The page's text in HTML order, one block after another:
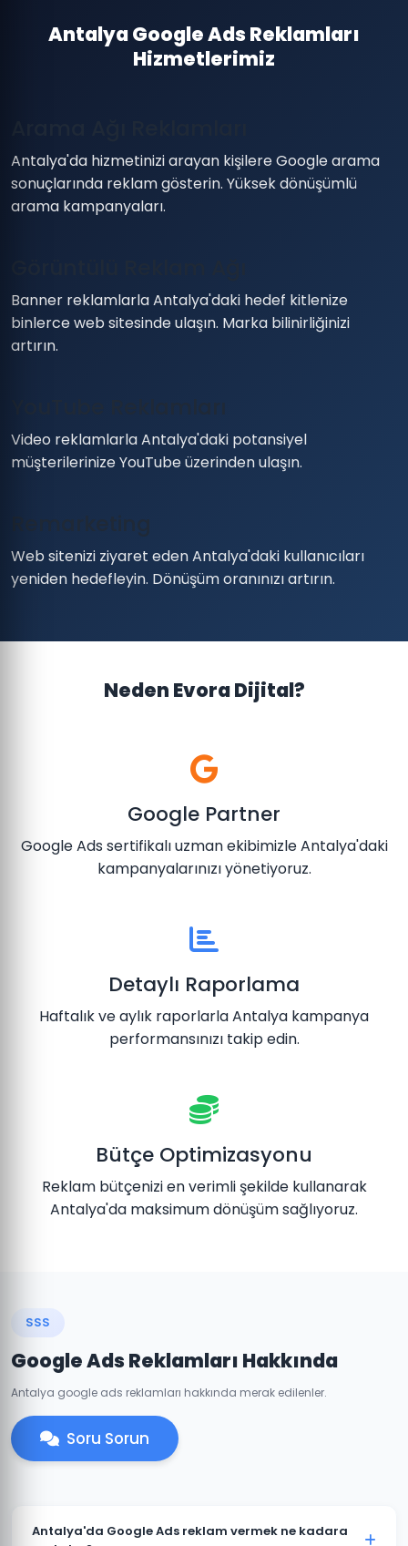
Antalya Google Ads Reklamları
Hizmetlerimiz
Antalya'da hizmetinizi arayan kişilere Google arama
sonuçlarında reklam gösterin. Yüksek dönüşümlü
arama kampanyaları.
Banner reklamlarla Antalya'daki hedef kitlenize
binlerce web sitesinde ulaşın. Marka bilinirliğinizi
artırın.
Video reklamlarla Antalya'daki potansiyel
müşterilerinize YouTube üzerinden ulaşın.
Web sitenizi ziyaret eden Antalya'daki kullanıcıları
yeniden hedefleyin. Dönüşüm oranınızı artırın.
Neden Evora Dijital?
Google Partner
Google Ads sertifikalı uzman ekibimizle Antalya'daki
kampanyalarınızı yönetiyoruz.
Detaylı Raporlama
Haftalık ve aylık raporlarla Antalya kampanya
performansınızı takip edin.
Bütçe Optimizasyonu
Reklam bütçenizi en verimli şekilde kullanarak
Antalya'da maksimum dönüşüm sağlıyoruz.
SSS
Google Ads Reklamları Hakkında
Antalya google ads reklamları hakkında merak edilenler.
Soru Sorun
Antalya'da Google Ads reklam vermek ne kadara